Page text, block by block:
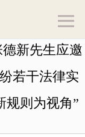
新先生应邀
若干法律实
则为视角”